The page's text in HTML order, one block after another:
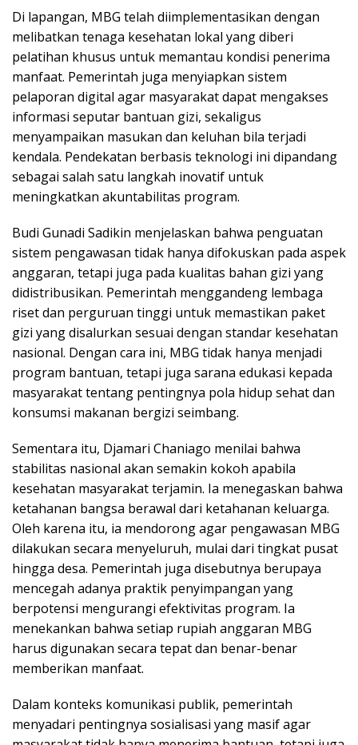
Di lapangan, MBG telah diimplementasikan dengan
melibatkan tenaga kesehatan lokal yang diberi
pelatihan khusus untuk memantau kondisi penerima
manfaat. Pemerintah juga menyiapkan sistem
pelaporan digital agar masyarakat dapat mengakses
informasi seputar bantuan gizi, sekaligus
menyampaikan masukan dan keluhan bila terjadi
kendala. Pendekatan berbasis teknologi ini dipandang
sebagai salah satu langkah inovatif untuk
meningkatkan akuntabilitas program.
Budi Gunadi Sadikin menjelaskan bahwa penguatan
sistem pengawasan tidak hanya difokuskan pada aspek
anggaran, tetapi juga pada kualitas bahan gizi yang
didistribusikan. Pemerintah menggandeng lembaga
riset dan perguruan tinggi untuk memastikan paket
gizi yang disalurkan sesuai dengan standar kesehatan
nasional. Dengan cara ini, MBG tidak hanya menjadi
program bantuan, tetapi juga sarana edukasi kepada
masyarakat tentang pentingnya pola hidup sehat dan
konsumsi makanan bergizi seimbang.
Sementara itu, Djamari Chaniago menilai bahwa
stabilitas nasional akan semakin kokoh apabila
kesehatan masyarakat terjamin. Ia menegaskan bahwa
ketahanan bangsa berawal dari ketahanan keluarga.
Oleh karena itu, ia mendorong agar pengawasan MBG
dilakukan secara menyeluruh, mulai dari tingkat pusat
hingga desa. Pemerintah juga disebutnya berupaya
mencegah adanya praktik penyimpangan yang
berpotensi mengurangi efektivitas program. Ia
menekankan bahwa setiap rupiah anggaran MBG
harus digunakan secara tepat dan benar-benar
memberikan manfaat.
Dalam konteks komunikasi publik, pemerintah
menyadari pentingnya sosialisasi yang masif agar